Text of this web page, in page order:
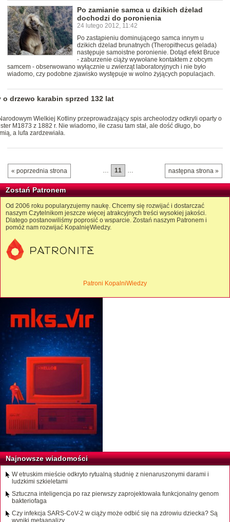
Po zamianie samca u dzikich dżelad
dochodzi do poronienia
24 lutego 2012, 11:42
Po zastąpieniu dominującego samca innym u
dzikich dżelad brunatnych (Theropithecus gelada)
następuje samoistne poronienie. Dotąd efekt Bruce
- zaburzenie ciąży wywołane kontaktem z obcym
samcem - obserwowano wyłącznie u zwierząt laboratoryjnych i nie było
wiadomo, czy podobne zjawisko występuje w wolno żyjących populacjach.
drzewo karabin sprzed 132 lat
Wielkiej Kotliny przeprowadzający spis archeolodzy odkryli oparty o
M1873 z 1882 r. Nie wiadomo, ile czasu tam stał, ale dość długo, bo
a lufa zardzewiała.
« poprzednia strona następna strona »
… 11 …
Zostań Patronem
Od 2006 roku popularyzujemy naukę. Chcemy się rozwijać i dostarczać
naszym Czytelnikom jeszcze więcej atrakcyjnych treści wysokiej jakości.
Dlatego postanowiliśmy poprosić o wsparcie. Zostań naszym Patronem i
pomóż nam rozwijać KopalnięWiedzy.
Patroni KopalniWiedzy
Najnowsze wiadomości
W etruskim mieście odkryto rytualną studnię z nienaruszonymi darami i
ludzkimi szkieletami
Sztuczna inteligencja po raz pierwszy zaprojektowała funkcjonalny genom
bakteriofaga
Czy infekcja SARS-CoV-2 w ciąży może odbić się na zdrowiu dziecka? Są